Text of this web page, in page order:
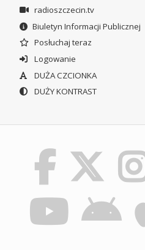
radioszczecin.tv
Biuletyn Informacji Publicznej
Posłuchaj teraz
Logowanie
DUŻA CZCIONKA
DUŻY KONTRAST